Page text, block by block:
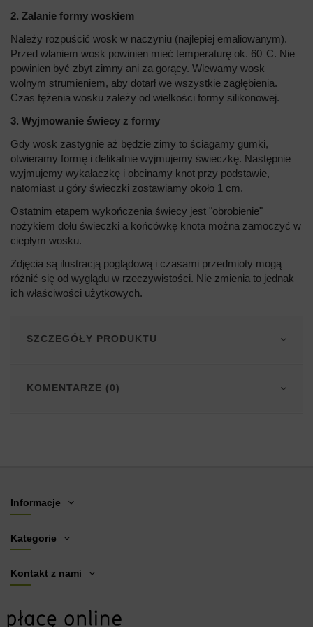
2. Zalanie formy woskiem
Należy rozpuścić wosk w naczyniu (najlepiej emaliowanym).
Przed wlaniem wosk powinien mieć temperaturę ok. 60°C. Nie
powinien być zbyt zimny ani za gorący. Wlewamy wosk
wolnym strumieniem, aby dotarł we wszystkie zagłębienia.
Czas tężenia wosku zależy od wielkości formy silikonowej.
3. Wyjmowanie świecy z formy
Gdy wosk zastygnie aż będzie zimy to ściągamy gumki,
otwieramy formę i delikatnie wyjmujemy świeczkę. Następnie
wyjmujemy wykałaczkę i obcinamy knot przy podstawie,
natomiast u góry świeczki zostawiamy około 1 cm.
Ostatnim etapem wykończenia świecy jest "obrobienie"
nożykiem dołu świeczki a końcówkę knota można zamoczyć w
ciepłym wosku.
Zdjęcia są ilustracją poglądową i czasami przedmioty mogą
różnić się od wyglądu w rzeczywistości. Nie zmienia to jednak
ich właściwości użytkowych.
SZCZEGÓŁY PRODUKTU
KOMENTARZE (0)
Informacje
Kategorie
Kontakt z nami